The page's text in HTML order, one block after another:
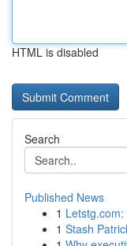
HTML is disabled
Search
Published News
1
1 Stash